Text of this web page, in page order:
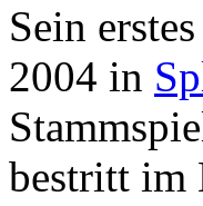
Sein
2004 in
bestritt im